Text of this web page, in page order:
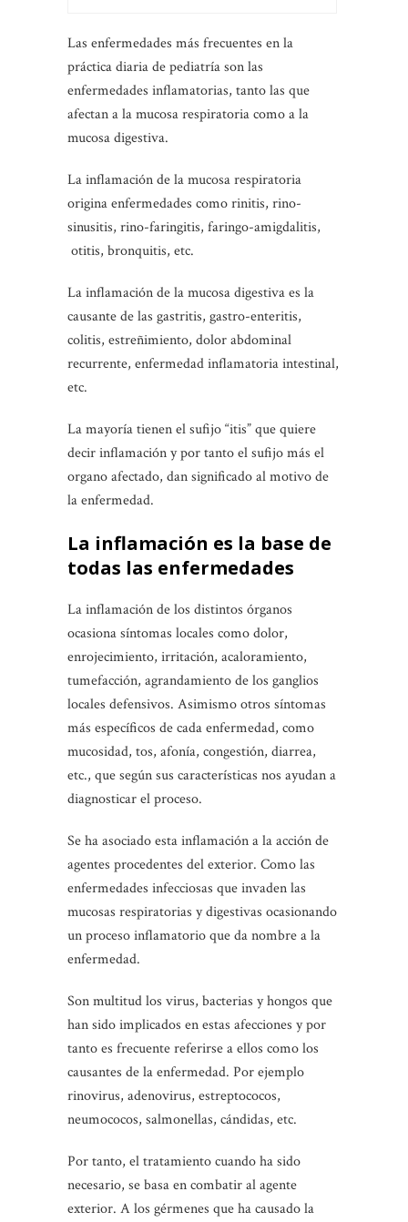
Las enfermedades más frecuentes en la
práctica diaria de pediatría son las
enfermedades inflamatorias, tanto las que
afectan a la mucosa respiratoria como a la
mucosa digestiva.
La inflamación de la mucosa respiratoria
origina enfermedades como rinitis, rino-
sinusitis, rino-faringitis, faringo-amigdalitis,
otitis, bronquitis, etc.
La inflamación de la mucosa digestiva es la
causante de las gastritis, gastro-enteritis,
colitis, estreñimiento, dolor abdominal
recurrente, enfermedad inflamatoria intestinal,
etc.
La mayoría tienen el sufijo “itis” que quiere
decir inflamación y por tanto el sufijo más el
organo afectado, dan significado al motivo de
la enfermedad.
La inflamación es la base de
todas las enfermedades
La inflamación de los distintos órganos
ocasiona síntomas locales como dolor,
enrojecimiento, irritación, acaloramiento,
tumefacción, agrandamiento de los ganglios
locales defensivos. Asimismo otros síntomas
más específicos de cada enfermedad, como
mucosidad, tos, afonía, congestión, diarrea,
etc., que según sus características nos ayudan a
diagnosticar el proceso.
Se ha asociado esta inflamación a la acción de
agentes procedentes del exterior. Como las
enfermedades infecciosas que invaden las
mucosas respiratorias y digestivas ocasionando
un proceso inflamatorio que da nombre a la
enfermedad.
Son multitud los virus, bacterias y hongos que
han sido implicados en estas afecciones y por
tanto es frecuente referirse a ellos como los
causantes de la enfermedad. Por ejemplo
rinovirus, adenovirus, estreptococos,
neumococos, salmonellas, cándidas, etc.
Por tanto, el tratamiento cuando ha sido
necesario, se basa en combatir al agente
exterior. A los gérmenes que ha causado la